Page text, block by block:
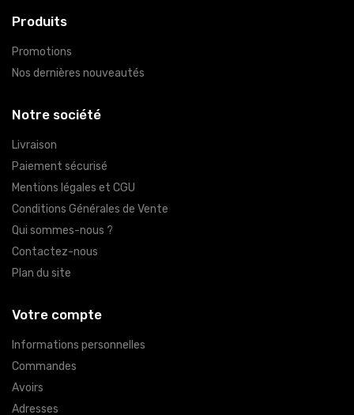
Produits
Promotions
Nos dernières nouveautés
Notre société
Livraison
Paiement sécurisé
Mentions légales et CGU
Conditions Générales de Vente
Qui sommes-nous ?
Contactez-nous
Plan du site
Votre compte
Informations personnelles
Commandes
Avoirs
Adresses